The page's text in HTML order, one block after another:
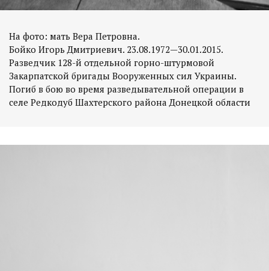
На фото: мать Вера Петровна.
Бойко Игорь Дмитриевич. 23.08.1972—30.01.2015.
Разведчик 128-й отдельной горно-штурмовой
Закарпатской бригады Вооруженных сил Украины.
Погиб в бою во время разведывательной операции в